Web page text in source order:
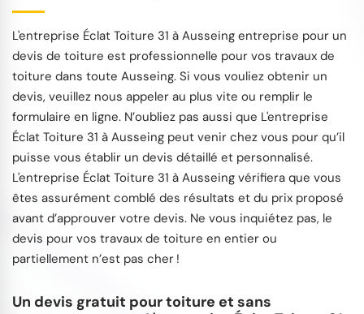
L'entreprise Éclat Toiture 31 à Ausseing entreprise pour un
devis de toiture est professionnelle pour vos travaux de
toiture dans toute Ausseing. Si vous vouliez obtenir un
devis, veuillez nous appeler au plus vite ou remplir le
formulaire en ligne. N’oubliez pas aussi que L'entreprise
Éclat Toiture 31 à Ausseing peut venir chez vous pour qu’il
puisse vous établir un devis détaillé et personnalisé.
L'entreprise Éclat Toiture 31 à Ausseing vérifiera que vous
êtes assurément comblé des résultats et du prix proposé
avant d’approuver votre devis. Ne vous inquiétez pas, le
devis pour vos travaux de toiture en entier ou
partiellement n’est pas cher !
Un devis gratuit pour toiture et sans